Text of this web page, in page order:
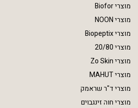
מוצרי Biofor
מוצרי NOON
מוצרי Biopeptix
מוצרי 20/80
מוצרי Zo Skin
מוצרי MAHUT
מוצרי ד"ר שראמק
מוצרי חוה זינגבוים